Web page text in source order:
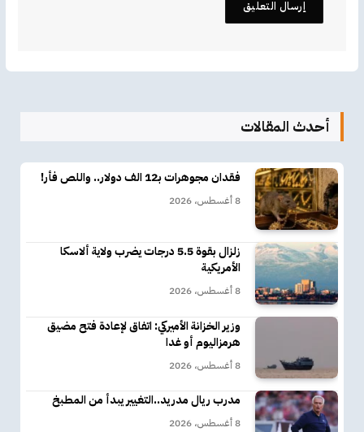
أحدث المقالات
فقدان مجوهرات بـ12 الف دولار.. واللص فأر!
8 أغسطس، 2026
زلزال بقوة 5.5 درجات يضرب ولاية ألاسكا
الأمريكية
8 أغسطس، 2026
وزير الخزانة الأميركي: اتفاق لإعادة فتح مضيق
هرمزاليوم أو غدا
8 أغسطس، 2026
مدرب ريال مدريد..التغيير يبدأ من المطبخ
8 أغسطس، 2026